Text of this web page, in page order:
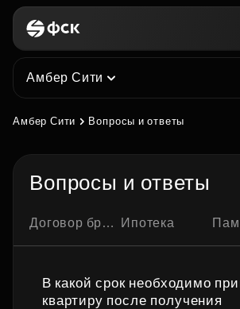
Амбер Сити
Амбер Сити Вопросы и ответы
Вопросы и ответы
Договор бронирования квартиры Ипотека Памятка
В какой срок необходимо
квартиру после получения